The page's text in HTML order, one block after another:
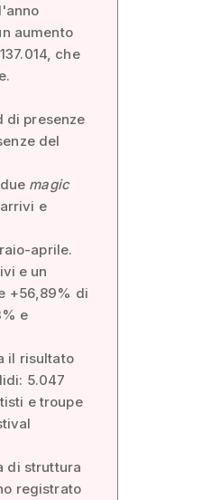
aumento
che
di presenze
del
magic
e
aprile.
e un
+56,89% di
e
il risultato
5.047
e troupe
di struttura
registrato